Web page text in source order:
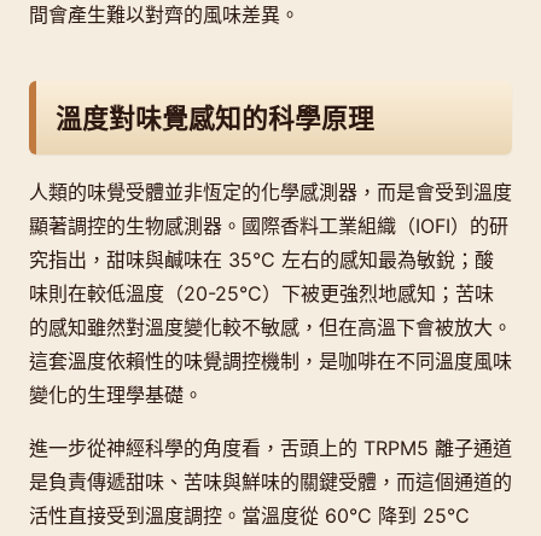
間會產生難以對齊的風味差異。
溫度對味覺感知的科學原理
人類的味覺受體並非恆定的化學感測器，而是會受到溫度
顯著調控的生物感測器。國際香料工業組織（IOFI）的研
究指出，甜味與鹹味在 35°C 左右的感知最為敏銳；酸
味則在較低溫度（20-25°C）下被更強烈地感知；苦味
的感知雖然對溫度變化較不敏感，但在高溫下會被放大。
這套溫度依賴性的味覺調控機制，是咖啡在不同溫度風味
變化的生理學基礎。
進一步從神經科學的角度看，舌頭上的 TRPM5 離子通道
是負責傳遞甜味、苦味與鮮味的關鍵受體，而這個通道的
活性直接受到溫度調控。當溫度從 60°C 降到 25°C